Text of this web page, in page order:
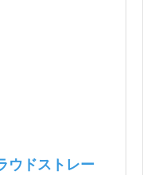
ウドストレー